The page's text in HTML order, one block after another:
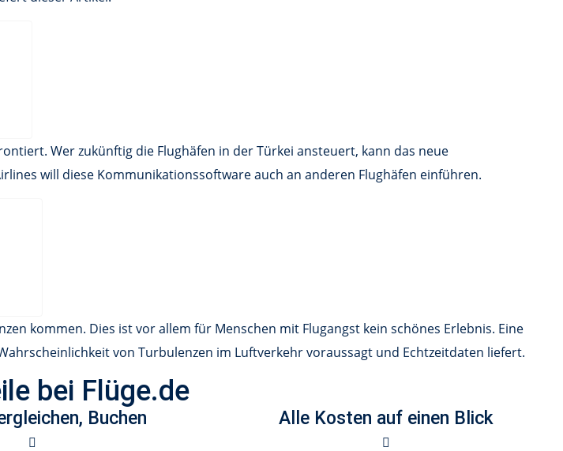
Wer zukünftig die Flughäfen in der Türkei ansteuert, kann das neue
will diese Kommunikationssoftware auch an anderen Flughäfen einführen.
kommen. Dies ist vor allem für Menschen mit Flugangst kein schönes Erlebnis. Eine
von Turbulenzen im Luftverkehr voraussagt und Echtzeitdaten liefert.
bei Flüge.de
Buchen Alle Kosten auf einen Blick